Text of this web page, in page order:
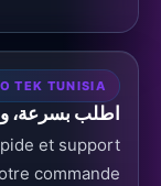
TEK TUNISIA
اطلب
et support
commande.